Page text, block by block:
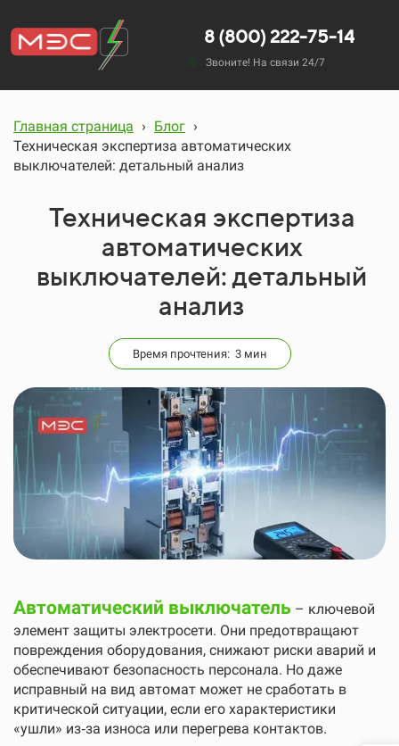
8 (800) 222-75-14
Звоните! На связи 24/7
Главная страница › Блог ›
Техническая экспертиза автоматических
выключателей: детальный анализ
Техническая экспертиза
автоматических
выключателей: детальный
анализ
Время прочтения: 3 мин
Автоматический выключатель – ключевой
элемент защиты электросети. Они предотвращают
повреждения оборудования, снижают риски аварий и
обеспечивают безопасность персонала. Но даже
исправный на вид автомат может не сработать в
критической ситуации, если его характеристики
«ушли» из‑за износа или перегрева контактов.